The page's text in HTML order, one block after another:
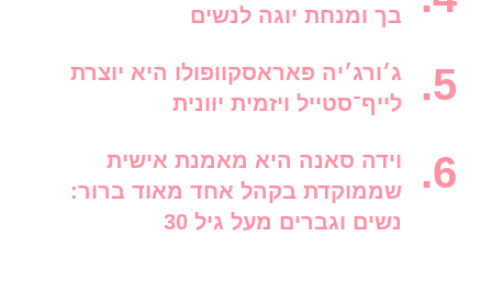
בך ומנחת יוגה לנשים
ג׳ורג׳יה פאראסקוופולו היא יוצרת
לייף־סטייל ויזמית יוונית
וידה סאנה היא מאמנת אישית
שממוקדת בקהל אחד מאוד ברור:
נשים וגברים מעל גיל 30